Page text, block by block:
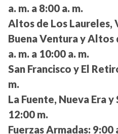
a. m. a 8:00 a. m.
Altos de Los Laureles,
Buena Ventura y Altos
a. m. a 10:00 a. m.
San Francisco y El
m.
La Fuente, Nueva Era y
12:00 m.
Fuerzas Armadas: 9:00